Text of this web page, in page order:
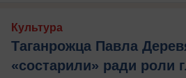
Культура
Таганрожца Павла
«состарили» ради роли